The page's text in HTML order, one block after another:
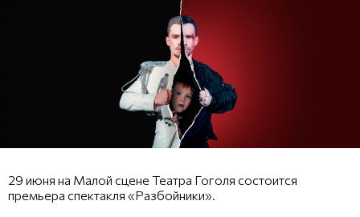
29 июня на Малой сцене Театра Гоголя состоится
премьера спектакля «Разбойники».